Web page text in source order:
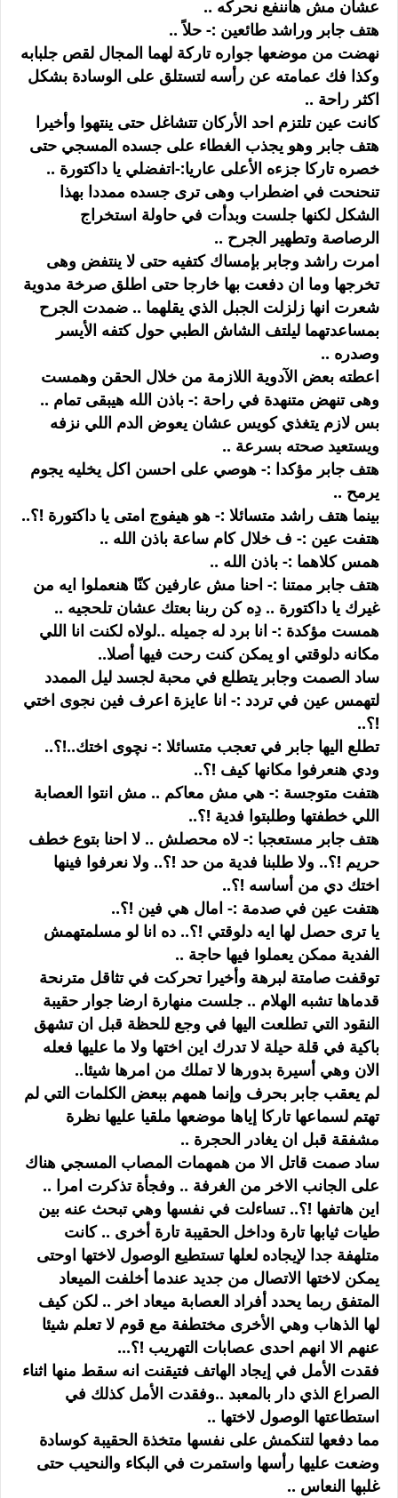
عشان مش هاننفع نحركه ..
هتف جابر وراشد طائعين :- حلاً ..
نهضت من موضعها جواره تاركة لهما المجال لقص جلبابه
وكذا فك عمامته عن رأسه لتستلق على الوسادة بشكل
اكثر راحة ..
كانت عين تلتزم احد الأركان تتشاغل حتى ينتهوا وأخيرا
هتف جابر وهو يجذب الغطاء على جسده المسجي حتى
خصره تاركا جزءه الأعلى عاريا:-اتفضلي يا داكتورة ..
تنحنحت في اضطراب وهى ترى جسده ممددا بهذا
الشكل لكنها جلست وبدأت في حاولة استخراج
الرصاصة وتطهير الجرح ..
امرت راشد وجابر بإمساك كتفيه حتى لا ينتفض وهى
تخرجها وما ان دفعت بها خارجا حتى اطلق صرخة مدوية
شعرت انها زلزلت الجبل الذي يقلهما .. ضمدت الجرح
بمساعدتهما ليلتف الشاش الطبي حول كتفه الأيسر
وصدره ..
اعطته بعض الآدوية اللازمة من خلال الحقن وهمست
وهى تنهض متنهدة في راحة :- باذن الله هيبقى تمام ..
بس لازم يتغذي كويس عشان يعوض الدم اللي نزفه
ويستعيد صحته بسرعة ..
هتف جابر مؤكدا :- هوصي على احسن اكل يخليه يجوم
يرمح ..
بينما هتف راشد متسائلا :- هو هيفوج امتى يا داكتورة !؟..
هتفت عين :- ف خلال كام ساعة باذن الله ..
همس كلاهما :- باذن الله ..
هتف جابر ممتنا :- احنا مش عارفين كنّا هنعملوا ايه من
غيرك يا داكتورة .. دِه كن ربنا بعتك عشان تلحجيه ..
همست مؤكدة :- انا برد له جميله ..لولاه لكنت انا اللي
مكانه دلوقتي او يمكن كنت رحت فيها أصلا..
ساد الصمت وجابر يتطلع في محبة لجسد ليل الممدد
لتهمس عين في تردد :- انا عايزة اعرف فين نجوى اختي
!؟..
تطلع اليها جابر في تعجب متسائلا :- نچوى اختك..!؟..
ودي هنعرفوا مكانها كيف !؟..
هتفت متوجسة :- هي مش معاكم .. مش انتوا العصابة
اللي خطفتها وطلبتوا فدية !؟..
هتف جابر مستعجبا :- لاه محصلش .. لا احنا بتوع خطف
حريم !؟.. ولا طلبنا فدية من حد !؟.. ولا نعرفوا فينها
اختك دي من أساسه !؟..
هتفت عين في صدمة :- امال هي فين !؟..
يا ترى حصل لها ايه دلوقتي !؟.. ده انا لو مسلمتهمش
الفدية ممكن يعملوا فيها حاجة ..
توقفت صامتة لبرهة وأخيرا تحركت في تثاقل مترنحة
قدماها تشبه الهلام .. جلست منهارة ارضا جوار حقيبة
النقود التي تطلعت اليها في وجع للحظة قبل ان تشهق
باكية في قلة حيلة لا تدرك اين اختها ولا ما عليها فعله
الان وهي أسيرة بدورها لا تملك من امرها شيئا..
لم يعقب جابر بحرف وإنما همهم ببعض الكلمات التي لم
تهتم لسماعها تاركا إياها موضعها ملقيا عليها نظرة
مشفقة قبل ان يغادر الحجرة ..
ساد صمت قاتل الا من همهمات المصاب المسجي هناك
على الجانب الاخر من الغرفة .. وفجأة تذكرت امرا ..
اين هاتفها !؟.. تساءلت في نفسها وهي تبحث عنه بين
طيات ثيابها تارة وداخل الحقيبة تارة أخرى .. كانت
متلهفة جدا لإيجاده لعلها تستطيع الوصول لاختها اوحتى
يمكن لاختها الاتصال من جديد عندما أخلفت الميعاد
المتفق ربما يحدد أفراد العصابة ميعاد اخر .. لكن كيف
لها الذهاب وهي الأخرى مختطفة مع قوم لا تعلم شيئا
عنهم الا انهم احدى عصابات التهريب !؟...
فقدت الأمل في إيجاد الهاتف فتيقنت انه سقط منها اثناء
الصراع الذي دار بالمعبد ..وفقدت الأمل كذلك في
استطاعتها الوصول لاختها ..
مما دفعها لتنكمش على نفسها متخذة الحقيبة كوسادة
وضعت عليها رأسها واستمرت في البكاء والنحيب حتى
غلبها النعاس ..